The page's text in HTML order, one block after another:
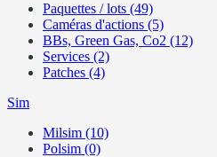
Paquettes / lots (49)
Caméras d'actions (5)
BBs, Green Gas, Co2 (12)
Services (2)
Patches (4)
Sim
Milsim (10)
Polsim (0)